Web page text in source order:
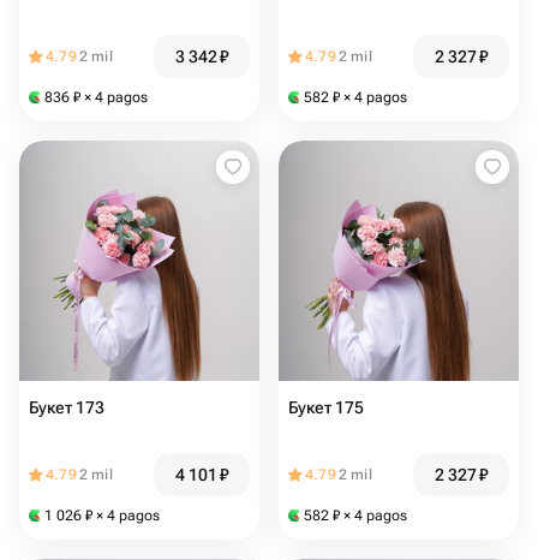
4.792 mil 3 342₽
836 ₽ × 4 pagos
4.792 mil 2 327₽
582 ₽ × 4 pagos
Букет 173
4.792 mil 4 101 ₽
1 026 ₽ × 4 pagos
Букет 175
4.792 mil 2 327₽
582 ₽ × 4 pagos